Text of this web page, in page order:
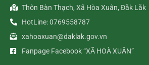
Thôn Bàn Thạch, Xã Hòa Xuân, Đắk Lắk
HotLine: 0769558787
xahoaxuan@daklak.gov.vn
Fanpage Facebook “XÃ HOÀ XUÂN”